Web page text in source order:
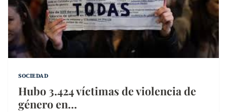
SOCIEDAD
Hubo 3.424 víctimas de violencia de
género en…